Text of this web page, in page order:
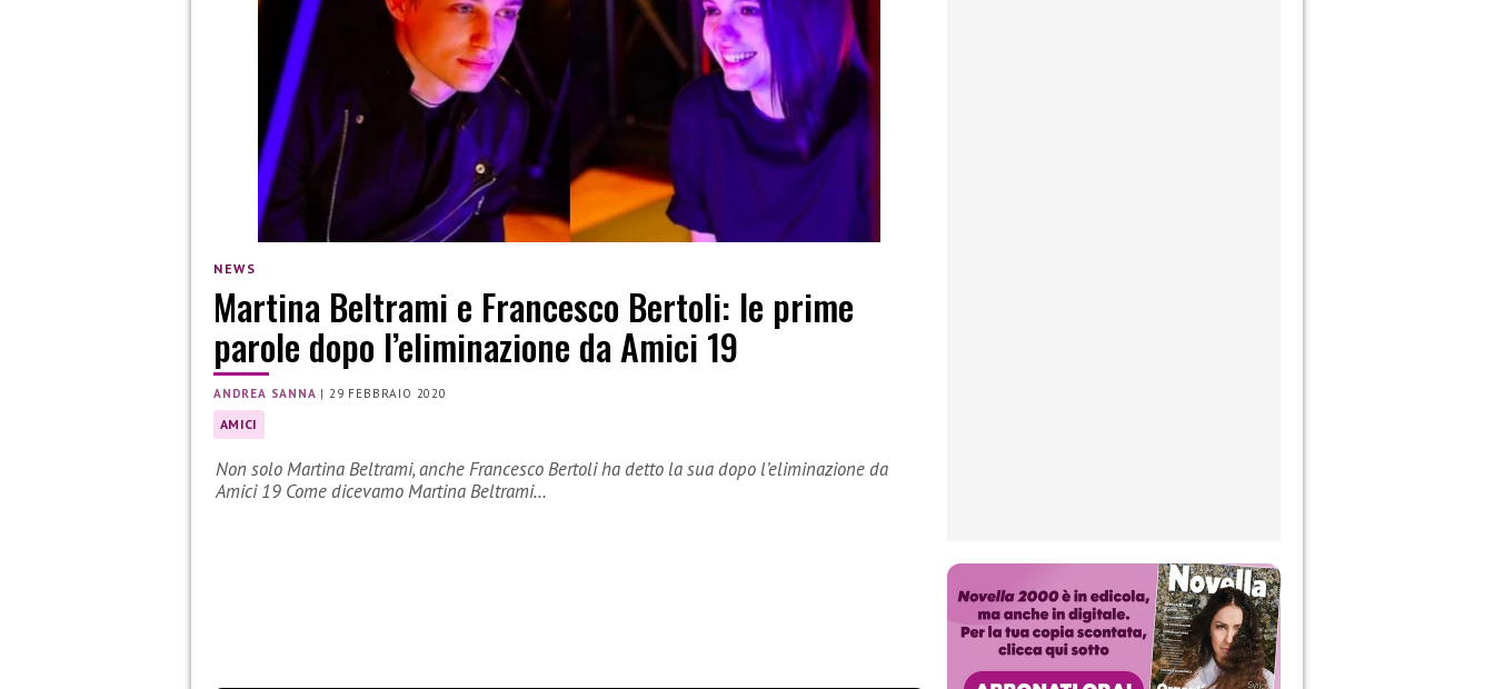
NEWS
Martina Beltrami e Francesco Bertoli: le prime
parole dopo l’eliminazione da Amici 19
ANDREA SANNA |29 FEBBRAIO 2020
AMICI
Non solo Martina Beltrami, anche Francesco Bertoli ha detto la sua dopo l’eliminazione da
Amici 19 Come dicevamo Martina Beltrami…